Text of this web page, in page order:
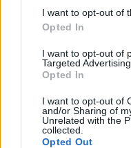
I want to opt-out of
Opted In
I want to opt-out of
Targeted Advertising.
Opted In
I want to opt-out of
and/or Sharing of
Unrelated with the
collected.
Opted Out
nich jest krytyczny.
Agnieszka Waś-Turecka
Dzisiaj 13:49
Reklama
Reklama